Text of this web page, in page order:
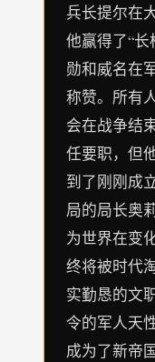
兵长提尔在
他赢得了“
勋和威名在
称赞。所有
会在战争结
任要职，但
到了刚刚成
局的局长奥
为世界在变
终将被时代
实勤恳的文
令的军人天
成为了新帝